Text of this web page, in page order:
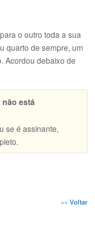
o outro toda a sua
quarto de sempre, um
Acordou debaixo de
não está
se é assinante,
«« Voltar